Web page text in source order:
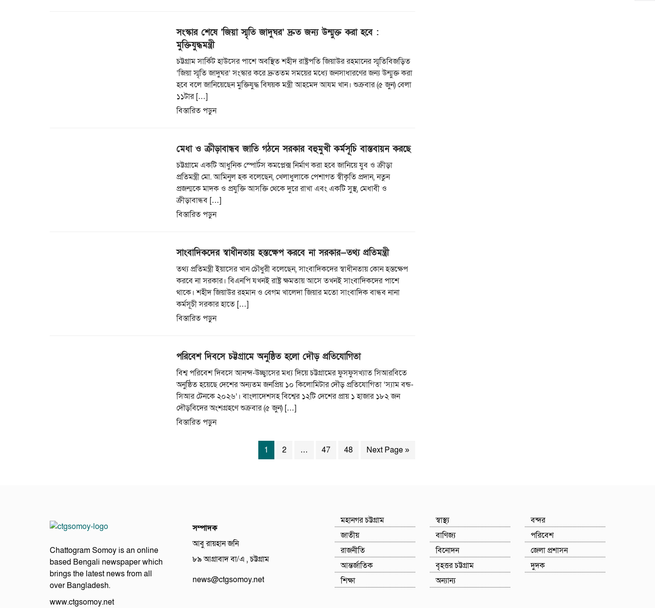
সংস্কার শেষে ‘জিয়া স্মৃতি জাদুঘর’ দ্রুত জন্য উন্মুক্ত করা হবে :
মুক্তিযুদ্ধমন্ত্রী
চট্টগ্রাম সার্কিট হাউসের পাশে অবস্থিত শহীদ রাষ্ট্রপতি জিয়াউর রহমানের স্মৃতিবিজড়িত
‘জিয়া স্মৃতি জাদুঘর’ সংস্কার করে দ্রুততম সময়ের মধ্যে জনসাধারণের জন্য উন্মুক্ত করা
হবে বলে জানিয়েছেন মুক্তিযুদ্ধ বিষয়ক মন্ত্রী আহমেদ আযম খান। শুক্রবার (৫ জুন) বেলা
১১টার […]
বিস্তারিত পড়ুন
মেধা ও ক্রীড়াবান্ধব জাতি গঠনে সরকার বহুমুখী কর্মসূচি বাস্তবায়ন করছে
চট্টগ্রামে একটি আধুনিক স্পোর্টস কমপ্লেক্স নির্মাণ করা হবে জানিয়ে যুব ও ক্রীড়া
প্রতিমন্ত্রী মো. আমিনুল হক বলেছেন, খেলাধুলাকে পেশাগত স্বীকৃতি প্রদান, নতুন
প্রজন্মকে মাদক ও প্রযুক্তি আসক্তি থেকে দুরে রাখা এবং একটি সুস্থ, মেধাবী ও
ক্রীড়াবান্ধব […]
বিস্তারিত পড়ুন
সাংবাদিকদের স্বাধীনতায় হস্তক্ষেপ করবে না সরকার—তথ্য প্রতিমন্ত্রী
তথ্য প্রতিমন্ত্রী ইয়াসের খান চৌধুরী বলেছেন, সাংবাদিকদের স্বাধীনতায় কোন হস্তক্ষেপ
করবে না সরকার। বিএনপি যখনই রাষ্ট্র ক্ষমতায় আসে তখনই সাংবাদিকদের পাশে
থাকে। শহীদ জিয়াউর রহমান ও বেগম খালেদা জিয়ার মতো সাংবাদিক বান্ধব নানা
কর্মসূচী সরকার হাতে […]
বিস্তারিত পড়ুন
পরিবেশ দিবসে চট্টগ্রামে অনুষ্ঠিত হলো দৌড় প্রতিযোগিতা
বিশ্ব পরিবেশ দিবসে আনন্দ-উচ্ছ্বাসের মধ্য দিয়ে চট্টগ্রামের ফুসফুসখ্যাত সিআরবিতে
অনুষ্ঠিত হয়েছে দেশের অন্যতম জনপ্রিয় ১০ কিলোমিটার দৌড় প্রতিযোগিতা ‘স্যাম বন্ড-
সিআর টেনকে ২০২৬’। বাংলাদেশসহ বিশ্বের ১২টি দেশের প্রায় ১ হাজার ১৮২ জন
দৌড়বিদের অংশগ্রহণে শুক্রবার (৫ জুন) […]
বিস্তারিত পড়ুন
1 2 … 47 48 Next Page »
Chattogram Somoy is an online
based Bengali newspaper which
brings the latest news from all
over Bangladesh.
www.ctgsomoy.net
সম্পাদক
আবু রায়হান জনি
৮৯ আগ্রাবাদ বা/এ , চট্টগ্রাম
news@ctgsomoy.net
মহানগর চট্টগ্রাম
জাতীয়
রাজনীতি
আন্তর্জাতিক
শিক্ষা
স্বাস্থ্য
বাণিজ্য
বিনোদন
বৃহত্তর চট্টগ্রাম
অন্যান্য
বন্দর
পরিবেশ
জেলা প্রশাসন
দুদক